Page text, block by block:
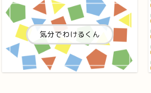
気分でわけるくん